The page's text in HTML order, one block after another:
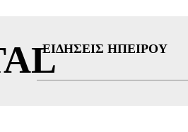
ΕΙΔΉΣΕΙΣ ΗΠΕΊΡΟΥ